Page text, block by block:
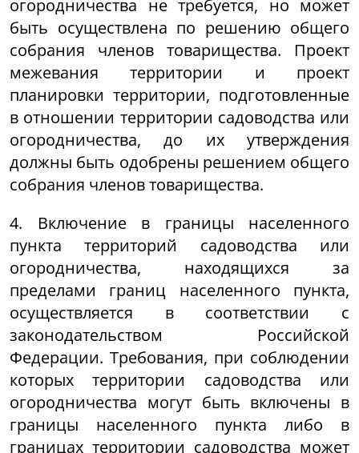
огородничества не требуется, но может
быть осуществлена по решению общего
собрания членов товарищества. Проект
межевания территории и проект
планировки территории, подготовленные
в отношении территории садоводства или
огородничества, до их утверждения
должны быть одобрены решением общего
собрания членов товарищества.
4. Включение в границы населенного
пункта территорий садоводства или
огородничества, находящихся за
пределами границ населенного пункта,
осуществляется в соответствии с
законодательством Российской
Федерации. Требования, при соблюдении
которых территории садоводства или
огородничества могут быть включены в
границы населенного пункта либо в
границах территории садоводства может